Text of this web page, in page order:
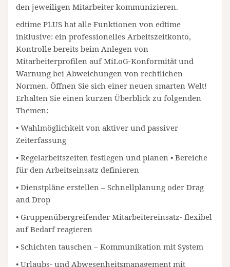
den jeweiligen Mitarbeiter kommunizieren.
edtime PLUS hat alle Funktionen von edtime
inklusive: ein professionelles Arbeitszeitkonto,
Kontrolle bereits beim Anlegen von
Mitarbeiterprofilen auf MiLoG-Konformität und
Warnung bei Abweichungen von rechtlichen
Normen. Öffnen Sie sich einer neuen smarten Welt!
Erhalten Sie einen kurzen Überblick zu folgenden
Themen:
• Wahlmöglichkeit von aktiver und passiver
Zeiterfassung
• Regelarbeitszeiten festlegen und planen • Bereiche
für den Arbeitseinsatz definieren
• Dienstpläne erstellen – Schnellplanung oder Drag
and Drop
• Gruppenübergreifender Mitarbeitereinsatz- flexibel
auf Bedarf reagieren
• Schichten tauschen – Kommunikation mit System
• Urlaubs- und Abwesenheitsmanagement mit